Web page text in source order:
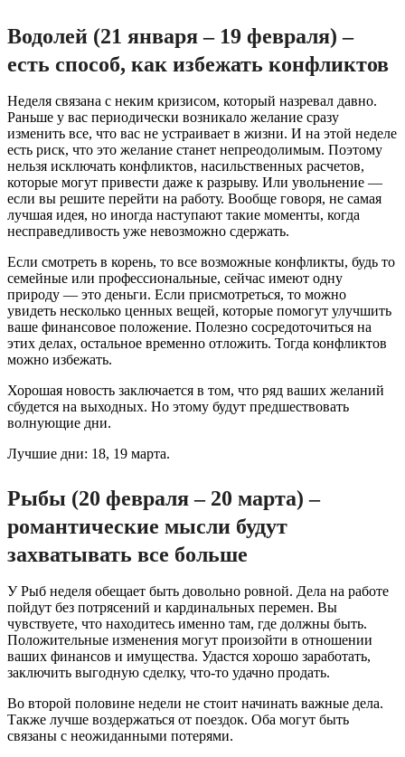
Водолей (21 января – 19 февраля) –
есть способ, как избежать конфликтов
Неделя связана с неким кризисом, который назревал давно.
Раньше у вас периодически возникало желание сразу
изменить все, что вас не устраивает в жизни. И на этой неделе
есть риск, что это желание станет непреодолимым. Поэтому
нельзя исключать конфликтов, насильственных расчетов,
которые могут привести даже к разрыву. Или увольнение —
если вы решите перейти на работу. Вообще говоря, не самая
лучшая идея, но иногда наступают такие моменты, когда
несправедливость уже невозможно сдержать.
Если смотреть в корень, то все возможные конфликты, будь то
семейные или профессиональные, сейчас имеют одну
природу — это деньги. Если присмотреться, то можно
увидеть несколько ценных вещей, которые помогут улучшить
ваше финансовое положение. Полезно сосредоточиться на
этих делах, остальное временно отложить. Тогда конфликтов
можно избежать.
Хорошая новость заключается в том, что ряд ваших желаний
сбудется на выходных. Но этому будут предшествовать
волнующие дни.
Лучшие дни: 18, 19 марта.
Рыбы (20 февраля – 20 марта) –
романтические мысли будут
захватывать все больше
У Рыб неделя обещает быть довольно ровной. Дела на работе
пойдут без потрясений и кардинальных перемен. Вы
чувствуете, что находитесь именно там, где должны быть.
Положительные изменения могут произойти в отношении
ваших финансов и имущества. Удастся хорошо заработать,
заключить выгодную сделку, что-то удачно продать.
Во второй половине недели не стоит начинать важные дела.
Также лучше воздержаться от поездок. Оба могут быть
связаны с неожиданными потерями.